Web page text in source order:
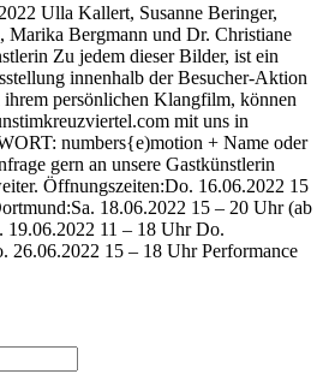
Ulla Kallert, Susanne Beringer,
Bergmann und Dr. Christiane
Zu jedem dieser Bilder, ist ein
innenhalb der Besucher-Aktion
ihrem persönlichen Klangfilm, können
mit uns in
numbers{e)motion + Name oder
gern an unsere Gastkünstlerin
Öffnungszeiten:Do. 16.06.2022 15
18.06.2022 15 – 20 Uhr (ab
11 – 18 Uhr Do.
26.06.2022 15 – 18 Uhr Performance